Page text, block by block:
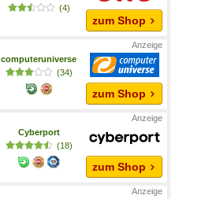
(4)
zum Shop
computeruniverse
(34)
zum Shop
Cyberport
(18)
zum Shop